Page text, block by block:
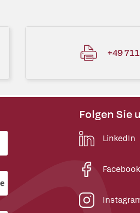
+49
Folgen Sie
LinkedIn
Facebook